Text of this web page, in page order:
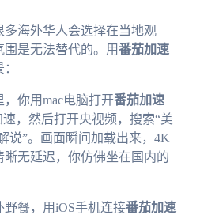
多海外华人会选择在当地观
是无法替代的。用番茄加速
你用mac电脑打开番茄加速
，然后打开央视频，搜索“美
说”。画面瞬间加载出来，4K
无延迟，你仿佛坐在国内的
餐，用iOS手机连接番茄加速